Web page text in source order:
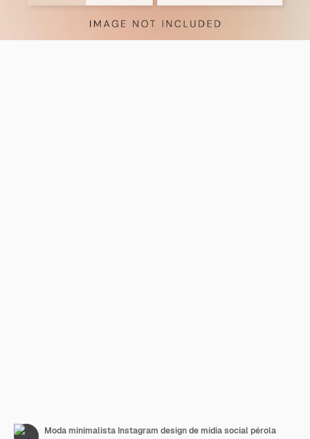
Moda minimalista Instagram design de mídia social pérola